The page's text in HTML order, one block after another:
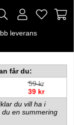
leverans
får du:
59 kr
39 kr
du vill ha i
en summering